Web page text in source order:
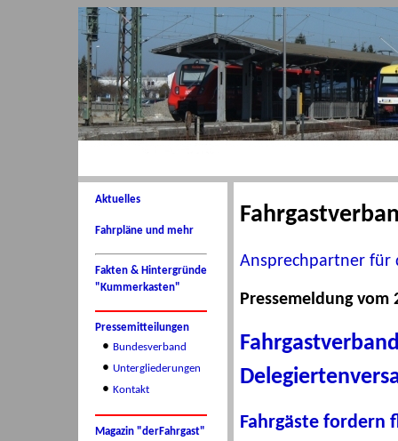
Aktuelles
Fahrpläne und mehr
Fakten & Hintergründe
"Kummerkasten"
Pressemitteilungen
• Bundesverband
• Untergliederungen
• Kontakt
Magazin "derFahrgast"
Ansprechpartner für
Pressemeldung vom
Fahrgäste fordern